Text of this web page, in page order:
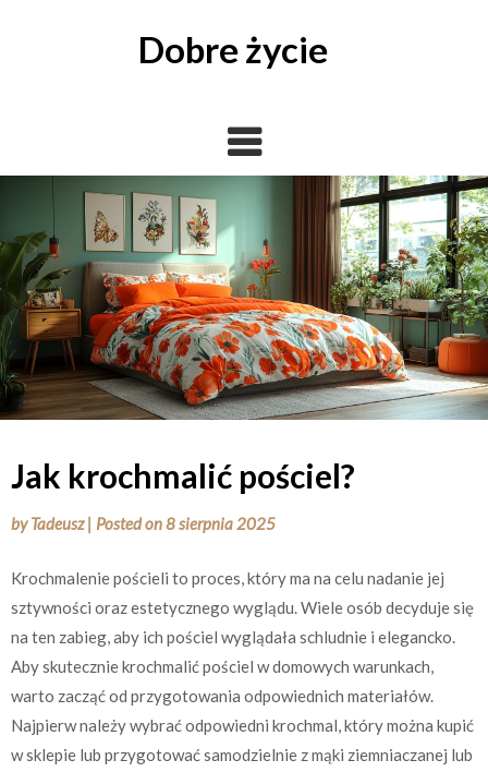
Dobre życie
Jak krochmalić pościel?
byTadeusz | Posted on8 sierpnia 2025
Krochmalenie pościeli to proces, który ma na celu nadanie jej
sztywności oraz estetycznego wyglądu. Wiele osób decyduje się
na ten zabieg, aby ich pościel wyglądała schludnie i elegancko.
Aby skutecznie krochmalić pościel w domowych warunkach,
warto zacząć od przygotowania odpowiednich materiałów.
Najpierw należy wybrać odpowiedni krochmal, który można kupić
w sklepie lub przygotować samodzielnie z mąki ziemniaczanej lub